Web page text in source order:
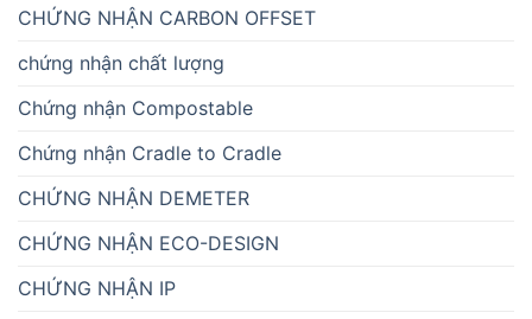
CHỨNG NHẬN CARBON OFFSET
chứng nhận chất lượng
Chứng nhận Compostable
Chứng nhận Cradle to Cradle
CHỨNG NHẬN DEMETER
CHỨNG NHẬN ECO-DESIGN
CHỨNG NHẬN IP